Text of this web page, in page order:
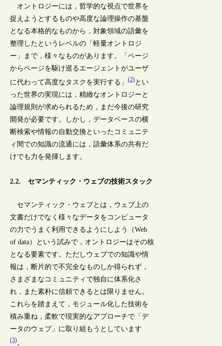
オントロジーには，哲学的な視点で世界を
捉えようとするものや高度な論理操作の基盤
となる本格的なものから，対象領域の語彙を
整理したというレベルの「軽量オントロジ
ー」まで，様々なものがあります。「ページ
からページを駆け巡るエージェントがユーザ
に代わって高度なタスクを実行する」(2)とい
った世界の実現には，精緻なオントロジーと
論理規則が求められるため，まだ今後の研究
開発が必要です。しかし，データベースの横
断検索や情報の自動交換といったコミュニテ
ィ間での知識の流通には，語彙体系の共有だ
けでも力を発揮します。
2.2. セマンティック・ウェブの技術スタック
セマンティック・ウェブとは，ウェブ上の
文書だけでなく様々なデータをコンピュータ
の力でうまく利用できるようにしよう（Web
of data）という試みで，オントロジーはその核
となる要素です。ただしウェブでの知識や情
報は，断片的で不完全なものしか得られず，
さまざまなコミュニティで独自に体系化さ
れ，また素朴に信頼できるとは限りません。
これらを踏まえて，モジュール化した技術を
積み重ね，柔軟で現実的なアプローチで「デ
ータのウェブ」に取り組もうとしています
(3)。